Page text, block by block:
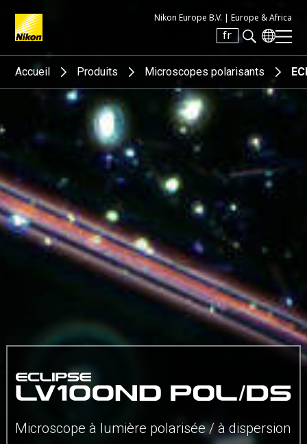
Nikon Europe B.V. | Europe & Africa
fr
Search keyword(s)
Accueil Produits Microscopes polarisants
Microscope à lumière polarisée / à dispersion